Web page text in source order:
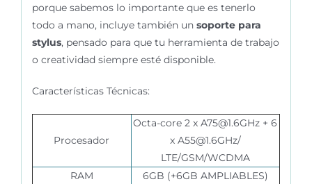
porque sabemos lo importante que es tenerlo
todo a mano, incluye también un soporte para
stylus, pensado para que tu herramienta de trabajo
o creatividad siempre esté disponible.
Características Técnicas:
Procesador
Octa-core 2 x A75@1.6GHz + 6
x A55@1.6GHz/
LTE/GSM/WCDMA
RAM
6GB (+6GB AMPLIABLES)